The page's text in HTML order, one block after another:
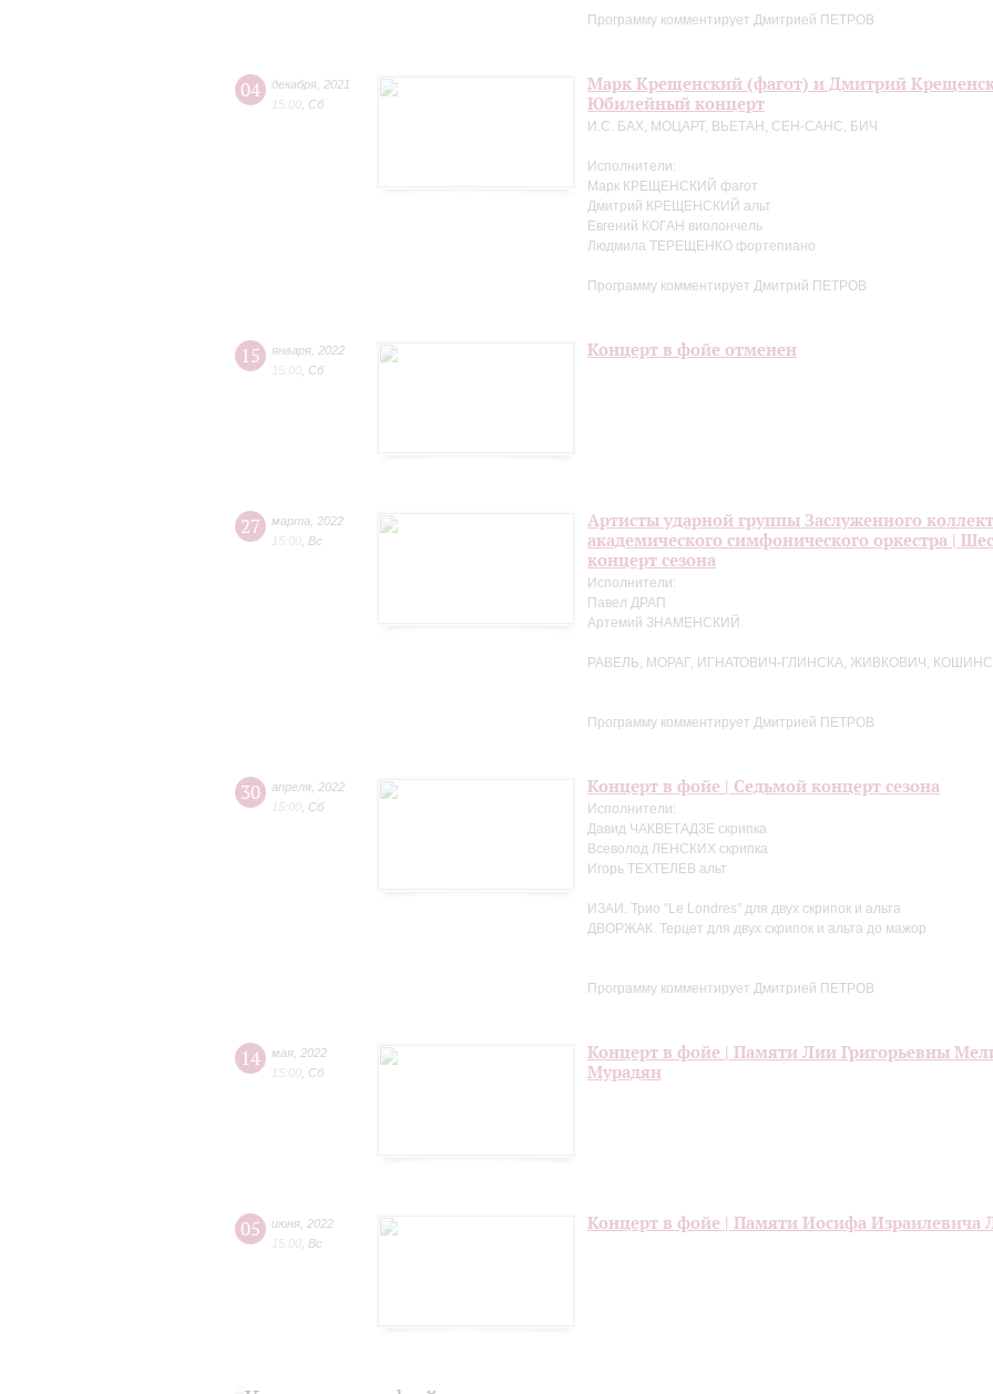
Программу комментирует Дмитрией ПЕТРОВ
04 декабря 2021
15:00 Сб
Марк Крещенский (фагот) и Дмитрий
Юбилейный концерт
И.С. БАХ, МОЦАРТ, ВЬЕТАН, СЕН-САНС, БИЧ
Исполнители:
Марк КРЕЩЕНСКИЙ фагот
Дмитрий КРЕЩЕНСКИЙ альт
Евгений КОГАН виолончель
Людмила ТЕРЕЩЕНКО фортепиано
Программу комментирует Дмитрий ПЕТРОВ
15 января 2022
15:00 Сб
Концерт в фойе отменен
27 марта
2022
15:00 Вс
Артисты ударной группы Заслуженного
академического симфонического оркестра |
концерт сезона
Исполнители:
Павел ДРАП
Артемий ЗНАМЕНСКИЙ
РАВЕЛЬ, МОРАГ, ИГНАТОВИЧ-ГЛИНСКА, ЖИВКОВИЧ,
Программу комментирует Дмитрией ПЕТРОВ
30 апреля 2022
15:00 Сб
Концерт в фойе | Седьмой концерт сезона
Исполнители:
Давид ЧАКВЕТАДЗЕ скрипка
Всеволод ЛЕНСКИХ скрипка
Игорь ТЕХТЕЛЕВ альт
ИЗАИ. Трио "Le Londres" для двух скрипок и альта
ДВОРЖАК. Терцет для двух скрипок и альта до мажор
Программу комментирует Дмитрией ПЕТРОВ
14 мая 2022
15:00 Сб
Концерт в фойе | Памяти Лии Григорьевны
Мурадян
05 июня 2022
15:00 Вс
Концерт в фойе | Памяти Иосифа Израилевича